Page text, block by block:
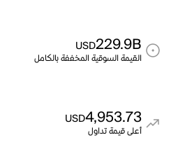
229.9B
USD
القيمة السوقية المخففة بالكامل
4,953.73
USD
أعلى قيمة تداول